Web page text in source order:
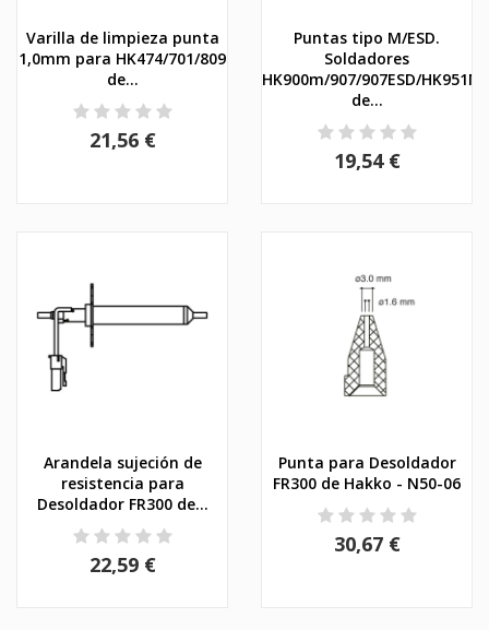
Varilla de limpieza punta
1,0mm para HK474/701/809
de...
21,56 €
Puntas tipo M/ESD.
Soldadores
HK900m/907/907ESD/HK951M
de...
19,54 €
Arandela sujeción de
resistencia para
Desoldador FR300 de...
22,59 €
Punta para Desoldador
FR300 de Hakko - N50-06
30,67 €